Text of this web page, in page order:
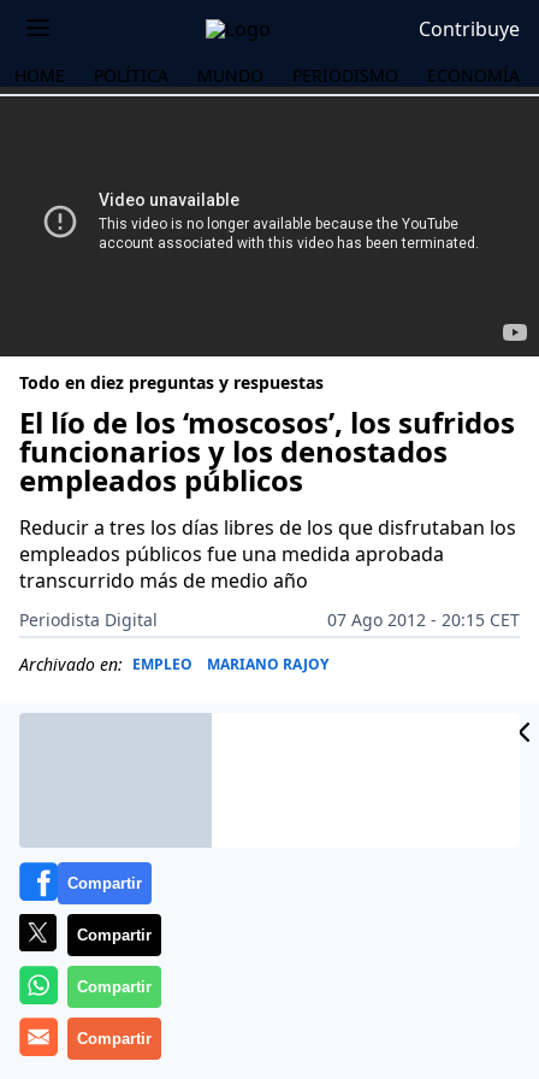
Contribuye
HOME POLÍTICA MUNDO PERIODISMO ECONOMÍA
Todo en diez preguntas y respuestas
El lío de los ‘moscosos’, los sufridos
funcionarios y los denostados
empleados públicos
Reducir a tres los días libres de los que disfrutaban los
empleados públicos fue una medida aprobada
transcurrido más de medio año
Periodista Digital
07 Ago 2012 - 20:15 CET
Archivado en: EMPLEO MARIANO RAJOY
ExplicaErika Montañés en ‘ABC’
Compartir
Compartir
Compartir
Compartir